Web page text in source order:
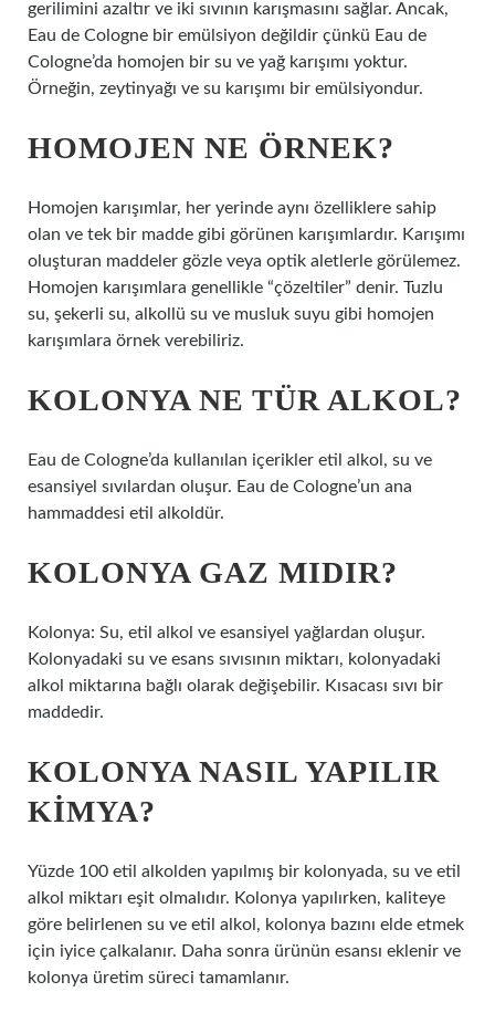
gerilimini azaltır ve iki sıvının karışmasını sağlar. Ancak,
Eau de Cologne bir emülsiyon değildir çünkü Eau de
Cologne’da homojen bir su ve yağ karışımı yoktur.
Örneğin, zeytinyağı ve su karışımı bir emülsiyondur.
HOMOJEN NE ÖRNEK?
Homojen karışımlar, her yerinde aynı özelliklere sahip
olan ve tek bir madde gibi görünen karışımlardır. Karışımı
oluşturan maddeler gözle veya optik aletlerle görülemez.
Homojen karışımlara genellikle “çözeltiler” denir. Tuzlu
su, şekerli su, alkollü su ve musluk suyu gibi homojen
karışımlara örnek verebiliriz.
KOLONYA NE TÜR ALKOL?
Eau de Cologne’da kullanılan içerikler etil alkol, su ve
esansiyel sıvılardan oluşur. Eau de Cologne’un ana
hammaddesi etil alkoldür.
KOLONYA GAZ MIDIR?
Kolonya: Su, etil alkol ve esansiyel yağlardan oluşur.
Kolonyadaki su ve esans sıvısının miktarı, kolonyadaki
alkol miktarına bağlı olarak değişebilir. Kısacası sıvı bir
maddedir.
KOLONYA NASIL YAPILIR
KIMYA?
Yüzde 100 etil alkolden yapılmış bir kolonyada, su ve etil
alkol miktarı eşit olmalıdır. Kolonya yapılırken, kaliteye
göre belirlenen su ve etil alkol, kolonya bazını elde etmek
için iyice çalkalanır. Daha sonra ürünün esansı eklenir ve
kolonya üretim süreci tamamlanır.